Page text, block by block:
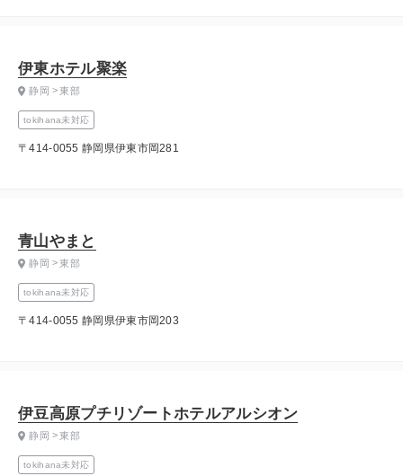
伊東ホテル聚楽
tokihana未対応
〒414-0055 静岡県伊東市岡281
静岡 東部
青山やまと
tokihana未対応
〒414-0055 静岡県伊東市岡203
静岡 東部
伊豆高原プチリゾートホテルアルシオン
tokihana未対応
静岡 東部